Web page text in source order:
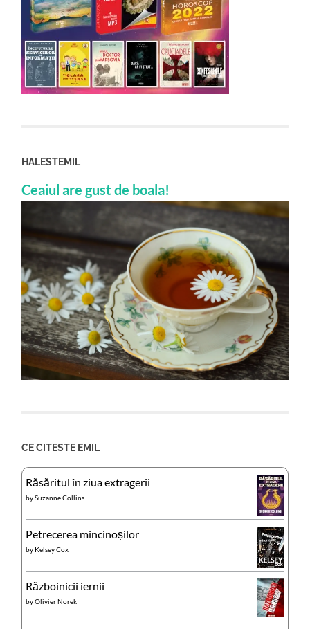
HALESTEMIL
Ceaiul are gust de boala!
CE CITESTE EMIL
Răsăritul în ziua extragerii
bySuzanne Collins
Petrecerea mincinoșilor
by Kelsey Cox
Războinicii iernii
byOlivier Norek